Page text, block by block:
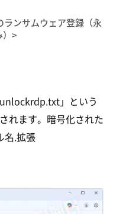
ンサムウェア登録（永
）>
」という
れます。暗号化された
名.拡張